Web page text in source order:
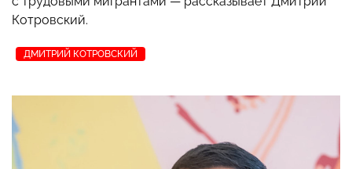
Котровский.
ДМИТРИЙ КОТРОВСКИЙ